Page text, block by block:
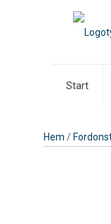
Start
Hem /